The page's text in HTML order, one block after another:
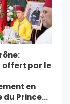
offert par le
en
du Prince…